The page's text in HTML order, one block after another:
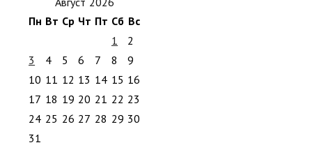
Пн Вт Ср Чт Пт Сб Вс
1
2
3
4 5 6 7 8
9
10 11 12 13 14 15 16
17 18 19 20 21 22 23
24 25 26 27 28 29 30
31